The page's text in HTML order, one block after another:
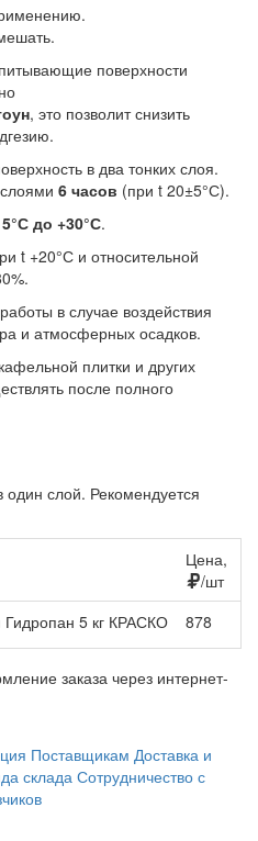
поверхности
, это позволит снизить
в два тонких слоя.
6 часов (при t 20±5°С).
до +30°С.
t +20°С и относительной
в случае воздействия
и атмосферных осадков.
плитки и других
после полного
один слой. Рекомендуется
Цена,
/шт
Гидропан 5 кг КРАСКО 878
заказа через интернет-
Поставщикам Доставка и
склада Сотрудничество с